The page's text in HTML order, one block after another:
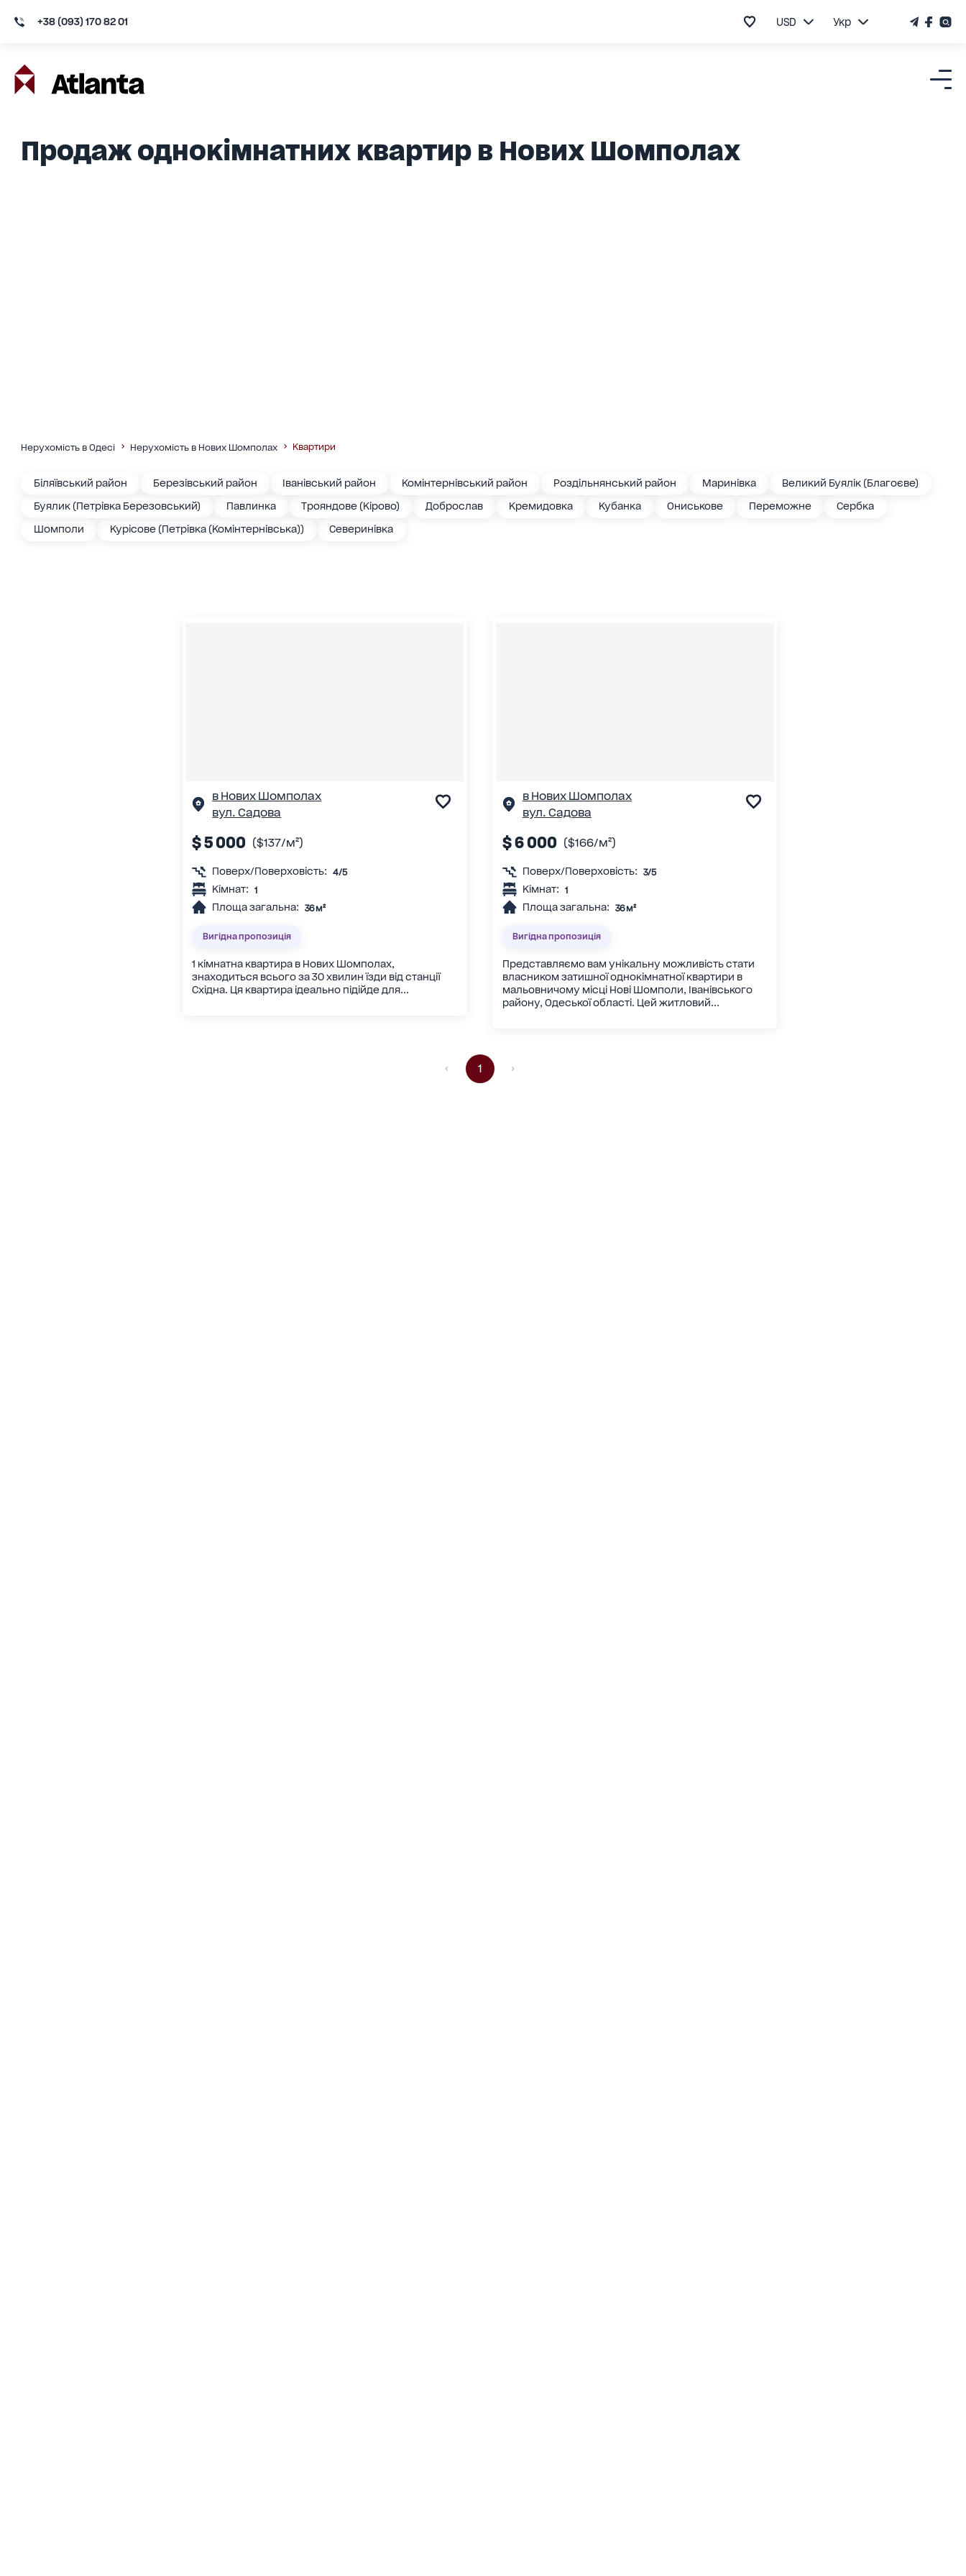
+38 (093) 170 82 01 USD Укр
Продаж однокімнатних квартир в Нових Шомполах
Нерухомість в Одесі Нерухомість в Нових Шомполах Квартири
Біляївський район Березівський район Іванівський район Комінтернівський район Роздільнянський район Маринівка
Великий Буялік (Благоєве)
Буялик (Петрівка Березовський)
Павлинка Трояндове (Кірово) Доброслав Кремидовка Кубанка Ониськове Переможне
Сербка
Шомполи
Курісове (Петрівка (Комінтернівська)) Северинівка
в Нових Шомполах
вул. Садова
$ 5 000 ($137/м²)
Поверх/Поверховість: 4/5
Кімнат: 1
Площа загальна: 36 м²
Вигідна пропозиція
1 кімнатна квартира в Нових Шомполах,
знаходиться всього за 30 хвилин їзди від станції
Східна. Ця квартира ідеально підійде для...
в Нових Шомполах
вул. Садова
$ 6 000 ($166/м²)
Поверх/Поверховість: 3/5
Кімнат: 1
Площа загальна: 36 м²
Вигідна пропозиція
Представляємо вам унікальну можливість стати
власником затишної однокімнатної квартири в
мальовничому місці Нові Шомполи, Іванівського
району, Одеської області. Цей житловий...
1